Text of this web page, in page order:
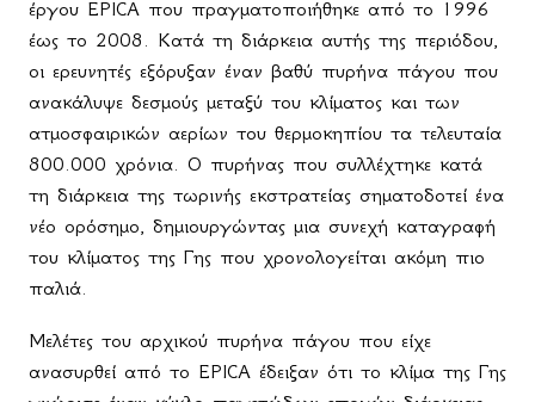
έργου EPICA που πραγματοποιήθηκε από το 1996
έως το 2008. Κατά τη διάρκεια αυτής της περιόδου,
οι ερευνητές εξόρυξαν έναν βαθύ πυρήνα πάγου που
ανακάλυψε δεσμούς μεταξύ του κλίματος και των
ατμοσφαιρικών αερίων του θερμοκηπίου τα τελευταία
800.000 χρόνια. Ο πυρήνας που συλλέχτηκε κατά
τη διάρκεια της τωρινής εκστρατείας σηματοδοτεί ένα
νέο ορόσημο, δημιουργώντας μια συνεχή καταγραφή
του κλίματος της Γης που χρονολογείται ακόμη πιο
παλιά.
Μελέτες του αρχικού πυρήνα πάγου που είχε
ανασυρθεί από το EPICA έδειξαν ότι το κλίμα της Γης